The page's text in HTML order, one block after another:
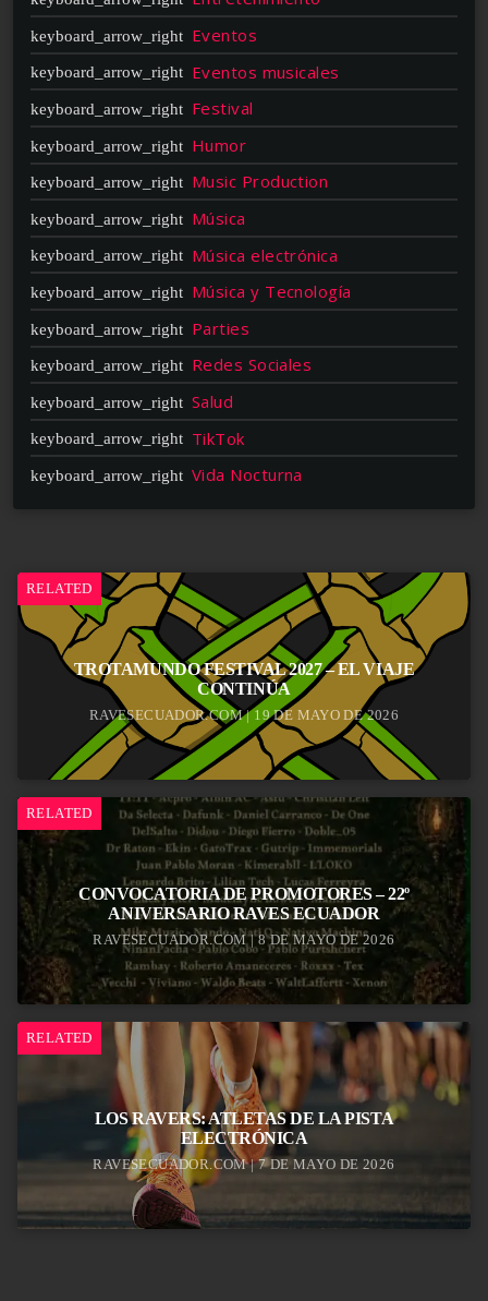
Eventos
Eventos musicales
Festival
Humor
Music Production
Música
Música electrónica
Música y Tecnología
Parties
Redes Sociales
Salud
TikTok
Vida Nocturna
RELATED
TROTAMUNDO FESTIVAL 2027 – EL VIAJE
CONTINÚA
RAVESECUADOR.COM | 19 DE MAYO DE 2026
RELATED
CONVOCATORIA DE PROMOTORES – 22º
ANIVERSARIO RAVES ECUADOR
RAVESECUADOR.COM | 8 DE MAYO DE 2026
RELATED
LOS RAVERS: ATLETAS DE LA PISTA
ELECTRÓNICA
RAVESECUADOR.COM | 7 DE MAYO DE 2026